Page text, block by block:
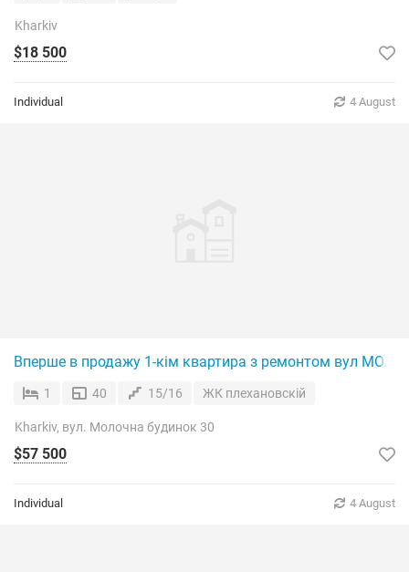
Kharkiv
$18 500
Individual 4 August
Вперше в продажу 1-кім квартира з ремонтом вул
1 40 15/16 ЖК плехановскій
Kharkiv, вул. Молочна будинок 30
$57 500
Individual 4 August